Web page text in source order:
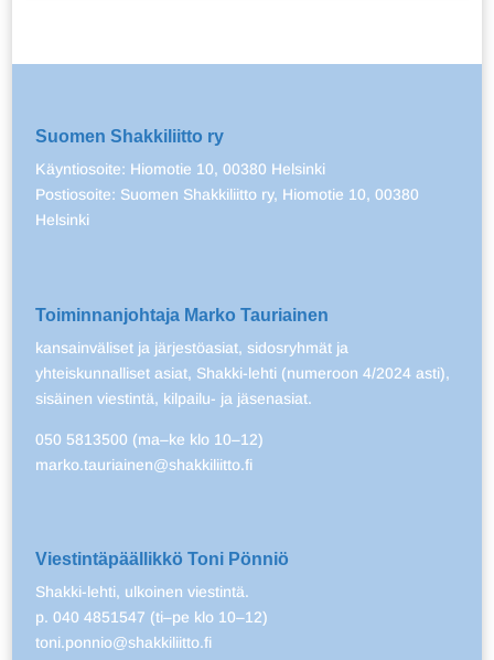
Suomen Shakkiliitto ry
Käyntiosoite: Hiomotie 10, 00380 Helsinki
Postiosoite: Suomen Shakkiliitto ry, Hiomotie 10, 00380
Helsinki
Toiminnanjohtaja Marko Tauriainen
kansainväliset ja järjestöasiat, sidosryhmät ja
yhteiskunnalliset asiat, Shakki-lehti (numeroon 4/2024 asti),
sisäinen viestintä, kilpailu- ja jäsenasiat.
050 5813500 (ma–ke klo 10–12)
marko.tauriainen@shakkiliitto.fi
Viestintäpäällikkö Toni Pönniö
Shakki-lehti, ulkoinen viestintä.
p. 040 4851547 (ti–pe klo 10–12)
toni.ponnio@shakkiliitto.fi